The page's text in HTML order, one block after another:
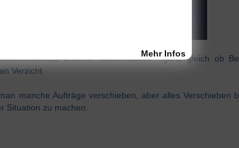
unserer Mitmenschen - ganz gleich ob
Verzicht.
manche Aufträge verschieben, aber alles Verschieben
Situation zu machen.
Mehr Infos